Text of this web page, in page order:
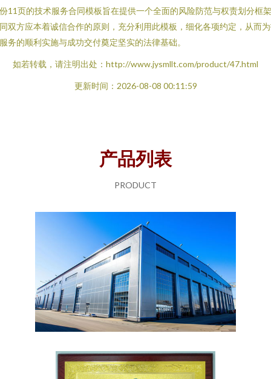
11页的技术服务合同模板旨在提供一个全面的风险防范与权责划分框
双方应本着诚信合作的原则，充分利用此模板，细化各项约定，从而
务的顺利实施与成功交付奠定坚实的法律基础。
如若转载，请注明出处：http://www.jysmllt.com/product/47.html
更新时间：2026-08-08 00:11:59
产品列表
PRODUCT